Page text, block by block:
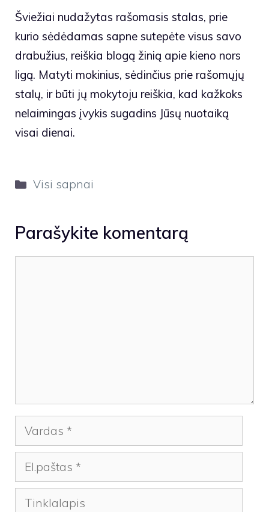
Šviežiai nudažytas rašomasis stalas, prie
kurio sėdėdamas sapne sutepėte visus savo
drabužius, reiškia blogą žinią apie kieno nors
ligą. Matyti mokinius, sėdinčius prie rašomųjų
stalų, ir būti jų mokytoju reiškia, kad kažkoks
nelaimingas įvykis sugadins Jūsų nuotaiką
visai dienai.
Kategorijos
Visi sapnai
Parašykite komentarą
Vardas
El.paštas
Tinklalapis